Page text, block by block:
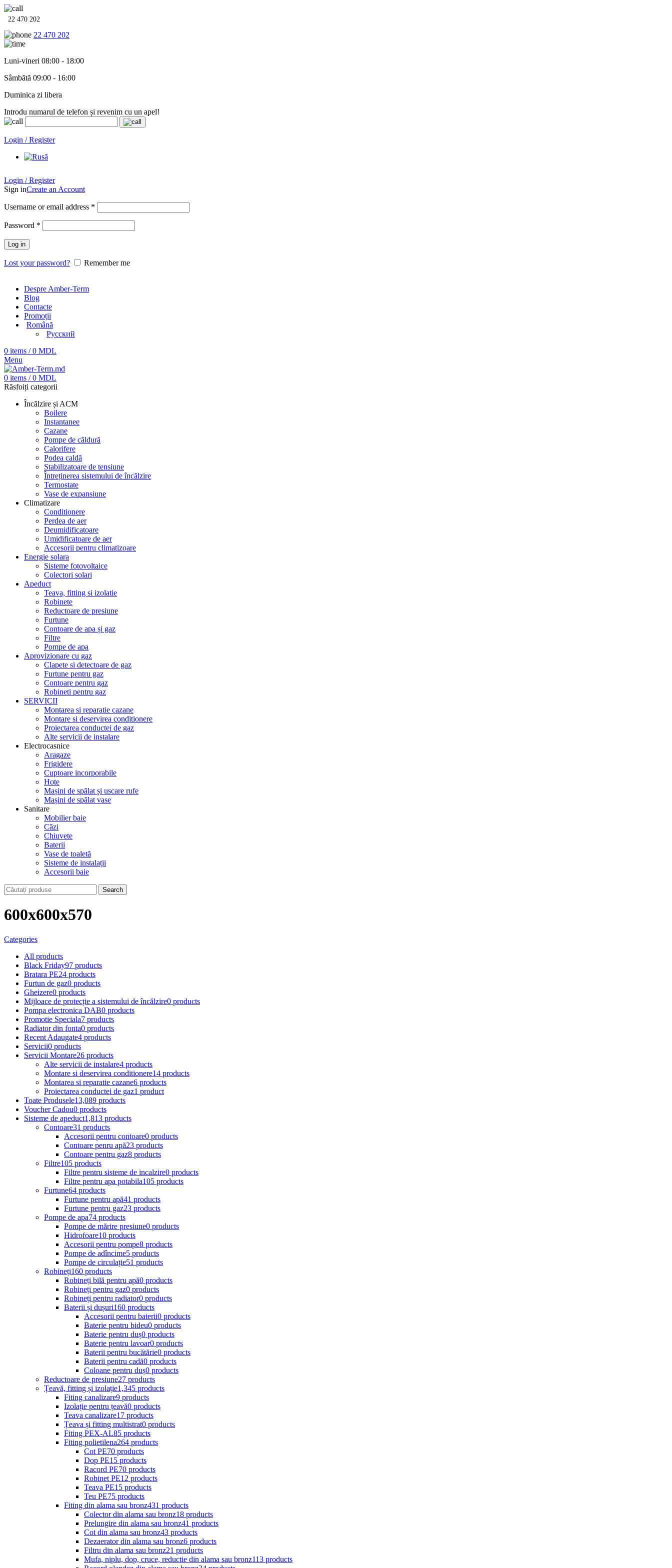
22 470 202
22 470 202
Luni-vineri 08:00 - 18:00
Sâmbătă 09:00 - 16:00
Duminica zi libera
Introdu numarul de telefon și revenim cu un apel!
Login / Register
Login / Register
Sign inCreate an Account
Username or email address *
Password *
Log in
Lost your password? Remember me
Despre Amber-Term
Blog
Contacte
Promoții
Română
Русский
0 items / 0 MDL
Menu
0 items / 0 MDL
Răsfoiți categorii
Încălzire și ACM
Boilere
Instantanee
Cazane
Pompe de căldură
Calorifere
Podea caldă
Stabilizatoare de tensiune
Întreținerea sistemului de încălzire
Termostate
Vase de expansiune
Climatizare
Conditionere
Perdea de aer
Deumidificatoare
Umidificatoare de aer
Accesorii pentru climatizoare
Energie solara
Sisteme fotovoltaice
Colectori solari
Apeduct
Teava, fitting si izolatie
Robinete
Reductoare de presiune
Furtune
Contoare de apa și gaz
Filtre
Pompe de apa
Aprovizionare cu gaz
Clapete si detectoare de gaz
Furtune pentru gaz
Contoare pentru gaz
Robineti pentru gaz
SERVICII
Montarea si reparatie cazane
Montare si deservirea conditionere
Proiectarea conductei de gaz
Alte servicii de instalare
Electrocasnice
Aragaze
Frigidere
Cuptoare incorporabile
Hote
Mașini de spălat și uscare rufe
Mașini de spălat vase
Sanitare
Mobilier baie
Căzi
Chiuvete
Baterii
Vase de toaletă
Sisteme de instalații
Accesorii baie
Search
600x600x570
Categories
All products
Black Friday97 products
Bratara PE24 products
Furtun de gaz0 products
Gheizere0 products
Mijloace de protecție a sistemului de încălzire0 products
Pompa electronica DAB0 products
Promotie Speciala7 products
Radiator din fonta0 products
Recent Adaugate4 products
Servicii0 products
Servicii Montare26 products
Alte servicii de instalare4 products
Montare si deservirea conditionere14 products
Montarea si reparatie cazane6 products
Proiectarea conductei de gaz1 product
Toate Produsele13,089 products
Voucher Cadou0 products
Sisteme de apeduct1,813 products
Contoare31 products
Accesorii pentru contoare0 products
Contoare penru apă23 products
Contoare pentru gaz8 products
Filtre105 products
Filtre pentru sisteme de incalzire0 products
Filtre pentru apa potabila105 products
Furtune64 products
Furtune pentru apă41 products
Furtune pentru gaz23 products
Pompe de apa74 products
Pompe de mărire presiune0 products
Hidrofoare10 products
Accesorii pentru pompe8 products
Pompe de adîncime5 products
Pompe de circulație51 products
Robineți160 products
Robineți bilă pentru apă0 products
Robineți pentru gaz0 products
Robineți pentru radiator0 products
Baterii și dușuri160 products
Accesorii pentru baterii0 products
Baterie pentru bideu0 products
Baterie pentru duș0 products
Baterie pentru lavoar0 products
Baterii pentru bucătărie0 products
Baterii pentru cadă0 products
Coloane pentru duș0 products
Reductoare de presiune27 products
Țeavă, fitting și izolație1,345 products
Fiting canalizare9 products
Izolație pentru țeavă0 products
Teava canalizare17 products
Țeava și fitting multistrat0 products
Fiting PEX-AL85 products
Fiting polietilena264 products
Cot PE70 products
Dop PE15 products
Racord PE70 products
Robinet PE12 products
Teava PE15 products
Teu PE75 products
Fiting din alama sau bronz431 products
Colector din alama sau bronz18 products
Prelungire din alama sau bronz41 products
Cot din alama sau bronz43 products
Dezaerator din alama sau bronz6 products
Filtru din alama sau bronz21 products
Mufa, niplu, dop, cruce, reductie din alama sau bronz113 products